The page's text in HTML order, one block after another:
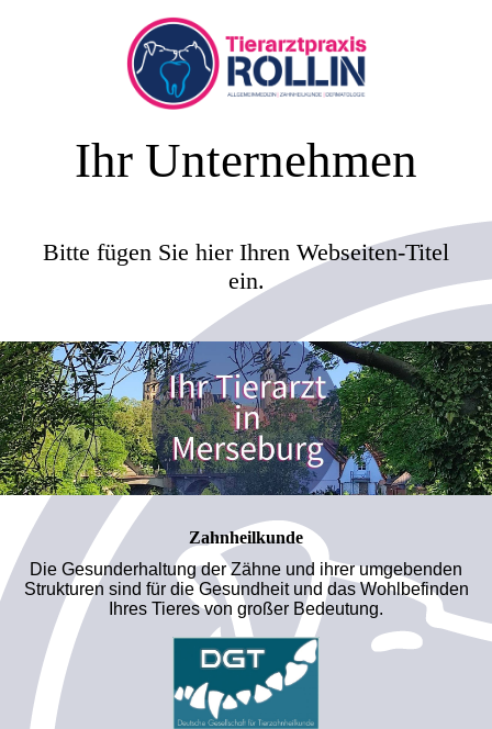
Ihr Unternehmen
Bitte fügen Sie hier Ihren Webseiten-Titel
ein.
Zahnheilkunde
Die Gesunderhaltung der Zähne und ihrer umgebenden
Strukturen sind für die Gesundheit und das Wohlbefinden
Ihres Tieres von großer Bedeutung.